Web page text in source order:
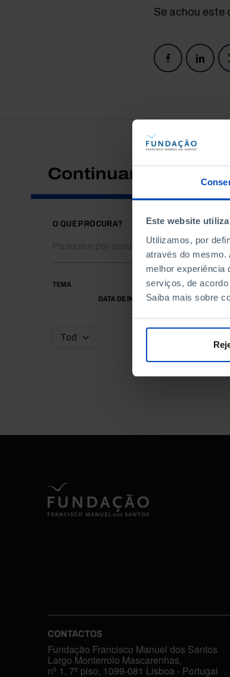
Este website
Utilizamos, por
através do mesmo.
melhor experiência
serviços, de
Saiba mais sobre
Se achou este
Continuar a
O QUE PROCURA?
TEMA
DATA DE INÍCIO
CONTACTOS
Fundação Francisco Manuel dos Santos
Largo Monterroio Mascarenhas,
nº 1, 7º piso, 1099-081 Lisboa - Portugal